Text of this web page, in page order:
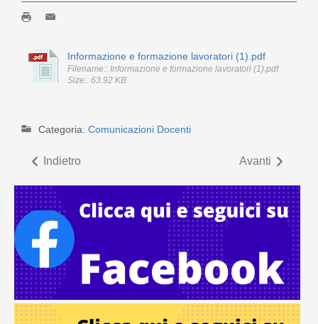
Informazione e formazione lavoratori (1).pdf
Filename:: Informazione e formazione lavoratori (1).pdf
Size:: 63.92 KB
Categoria: Comunicazioni Docenti
Indietro Avanti